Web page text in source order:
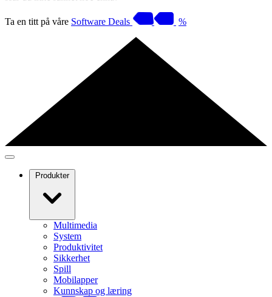
Ta en titt på våre Software Deals %
Produkter
Multimedia
System
Produktivitet
Sikkerhet
Spill
Mobilapper
Kunnskap og læring